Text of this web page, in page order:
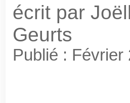
écrit par
Geurts
Publié : Février